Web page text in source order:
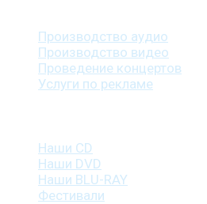
Производство аудио
Производство видео
Проведение концертов
Услуги по рекламе
Наши CD
Наши DVD
Наши BLU-RAY
Фестивали